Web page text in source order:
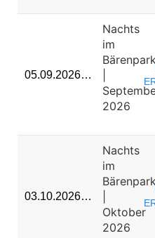
05.09.2026…
Nachts
im
2026
03.10.2026…
Nachts
im
Oktober
2026